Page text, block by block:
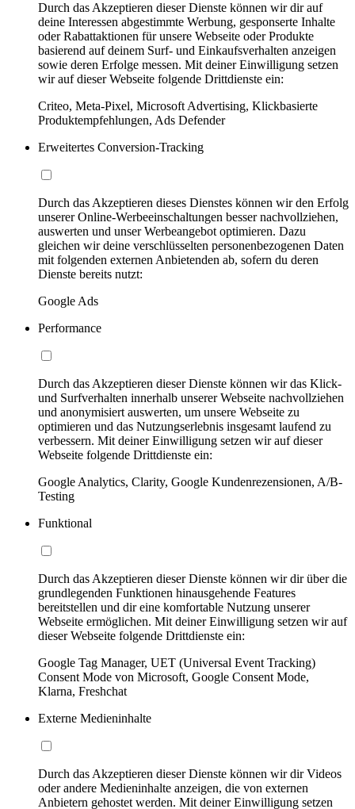
Durch das Akzeptieren dieser Dienste können wir dir auf
deine Interessen abgestimmte Werbung, gesponserte Inhalte
oder Rabattaktionen für unsere Webseite oder Produkte
basierend auf deinem Surf- und Einkaufsverhalten anzeigen
sowie deren Erfolge messen. Mit deiner Einwilligung setzen
wir auf dieser Webseite folgende Drittdienste ein:
Criteo, Meta-Pixel, Microsoft Advertising, Klickbasierte
Produktempfehlungen, Ads Defender
Erweitertes Conversion-Tracking
Durch das Akzeptieren dieses Dienstes können wir den Erfolg
unserer Online-Werbeeinschaltungen besser nachvollziehen,
auswerten und unser Werbeangebot optimieren. Dazu
gleichen wir deine verschlüsselten personenbezogenen Daten
mit folgenden externen Anbietenden ab, sofern du deren
Dienste bereits nutzt:
Google Ads
Performance
Durch das Akzeptieren dieser Dienste können wir das Klick-
und Surfverhalten innerhalb unserer Webseite nachvollziehen
und anonymisiert auswerten, um unsere Webseite zu
optimieren und das Nutzungserlebnis insgesamt laufend zu
verbessern. Mit deiner Einwilligung setzen wir auf dieser
Webseite folgende Drittdienste ein:
Google Analytics, Clarity, Google Kundenrezensionen, A/B-
Testing
Funktional
Durch das Akzeptieren dieser Dienste können wir dir über die
grundlegenden Funktionen hinausgehende Features
bereitstellen und dir eine komfortable Nutzung unserer
Webseite ermöglichen. Mit deiner Einwilligung setzen wir auf
dieser Webseite folgende Drittdienste ein:
Google Tag Manager, UET (Universal Event Tracking)
Consent Mode von Microsoft, Google Consent Mode,
Klarna, Freshchat
Externe Medieninhalte
Durch das Akzeptieren dieser Dienste können wir dir Videos
oder andere Medieninhalte anzeigen, die von externen
Anbietern gehostet werden. Mit deiner Einwilligung setzen